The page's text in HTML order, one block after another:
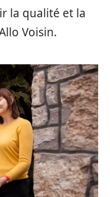
la qualité et la
Voisin.